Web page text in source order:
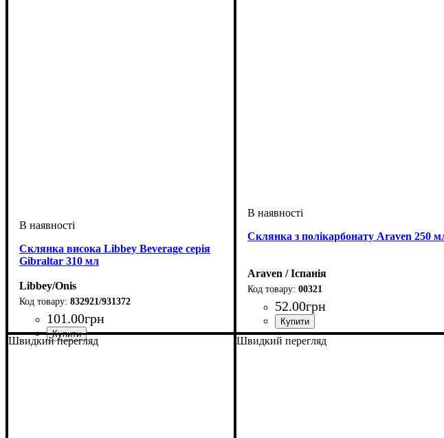
Склянка висока Libbey Beverage серія
Gibraltar 310 мл
Libbey/Onis
832921/931372
101.00грн
Склянка з полікарбонату Araven 250
Araven / Іспанія
00321
52.00грн
Швидкий перегляд Швидкий перегляд